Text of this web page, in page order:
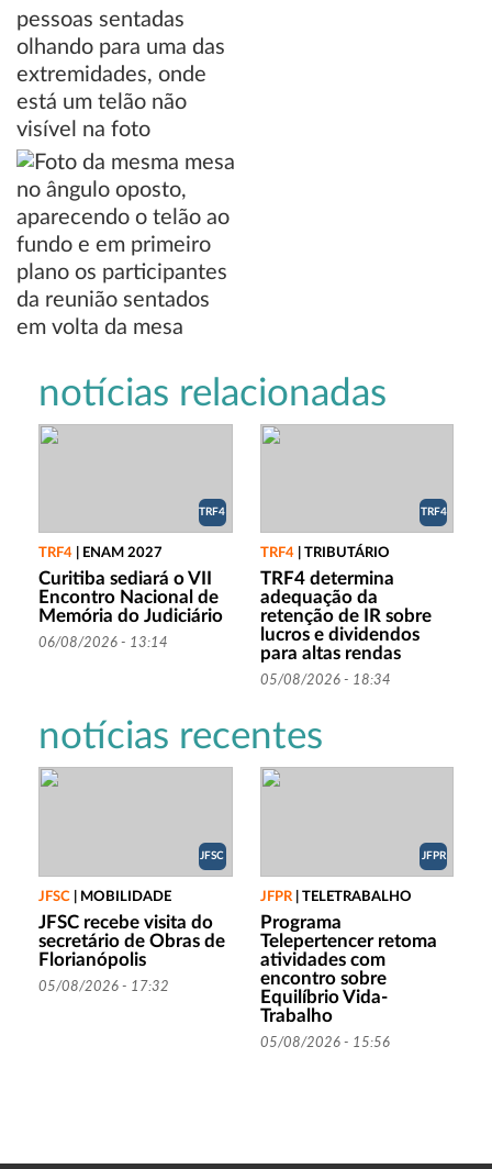
notícias relacionadas
TRF4
TRF4 ENAM 2027
Curitiba sediará o VII
Encontro Nacional de
Memória do Judiciário
06/08/2026 - 13:14
TRF4
TRF4| TRIBUTÁRIO
TRF4 determina
adequação da
retenção de IR sobre
lucros e dividendos
para altas rendas
05/08/2026 - 18:34
notícias recentes
JFSC
JFSC MOBILIDADE
JFSC recebe visita do
secretário de Obras de
Florianópolis
05/08/2026 - 17:32
JFPR
JFPR| TELETRABALHO
Programa
Telepertencer retoma
atividades com
encontro sobre
Equilíbrio Vida-
Trabalho
05/08/2026 - 15:56